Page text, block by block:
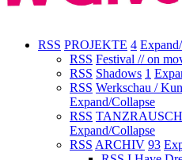
RSS PROJEKTE 4
RSS Festival // on
RSS Shadows 1
RSS Werkschau /
Expand/Collapse
RSS
Expand/Collapse
RSS ARCHIV 93